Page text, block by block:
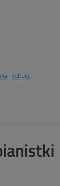
kultura